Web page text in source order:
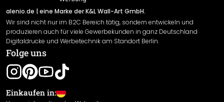
Rücksendung
Widerrufsrecht
Datenschutzerklärung
Gewährleistung
Leistungserklärung / CE-Zeichen
Cookie Einstellungen
alenio.de | eine Marke der K&L Wall-Art GmbH.
Wir sind nicht nur im B2C Bereich tätig, sondern entwickeln und
produzieren auch für viele Gewerbekunden in ganz Deutschland
Digitaldrucke und Werbetechnik am Standort Berlin.
Folge uns
Einkaufen in: